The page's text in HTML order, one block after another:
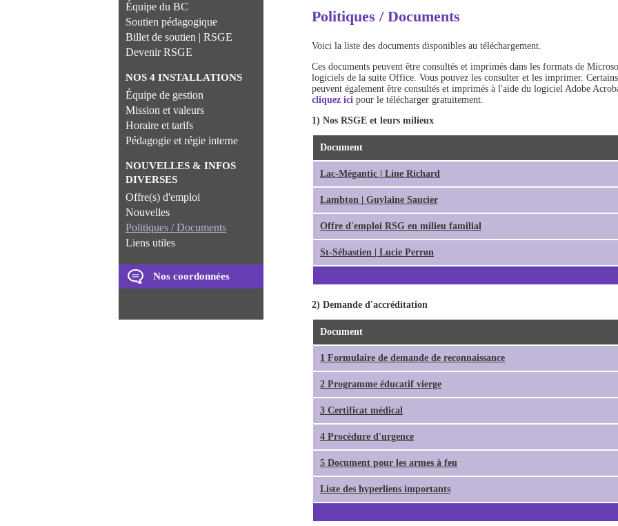
Équipe du BC
Soutien pédagogique
Billet de soutien | RSGE
Devenir RSGE
NOS 4 INSTALLATIONS
Équipe de gestion
Mission et valeurs
Horaire et tarifs
Pédagogie et régie interne
NOUVELLES & INFOS
DIVERSES
Offre(s) d'emploi
Nouvelles
Politiques / Documents
Liens utiles
Nos coordonnées
Politiques / Documents
Voici la liste des documents disponibles au téléchargement.
Ces documents peuvent être consultés et imprimés dans les formats de
logiciels de la suite Office. Vous pouvez les consulter et les imprimer.
peuvent également être consultés et imprimés à l'aide du logiciel Adobe
cliquez ici pour le télécharger gratuitement.
1) Nos RSGE et leurs milieux
Document
Lac-Mégantic | Line Richard
Lambton | Guylaine Saucier
Offre d'emploi RSG en milieu familial
St-Sébastien | Lucie Perron
2) Demande d'accréditation
Document
1 Formulaire de demande de reconnaissance
2 Programme éducatif vierge
3 Certificat médical
4 Procédure d'urgence
5 Document pour les armes à feu
Liste des hyperliens importants